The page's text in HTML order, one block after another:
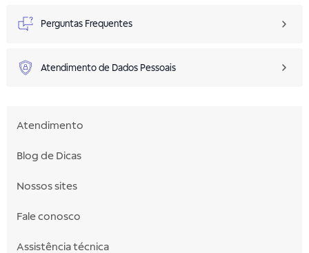
Perguntas Frequentes
Atendimento de Dados Pessoais
Atendimento
Blog de Dicas
Nossos sites
Fale conosco
Assistência técnica